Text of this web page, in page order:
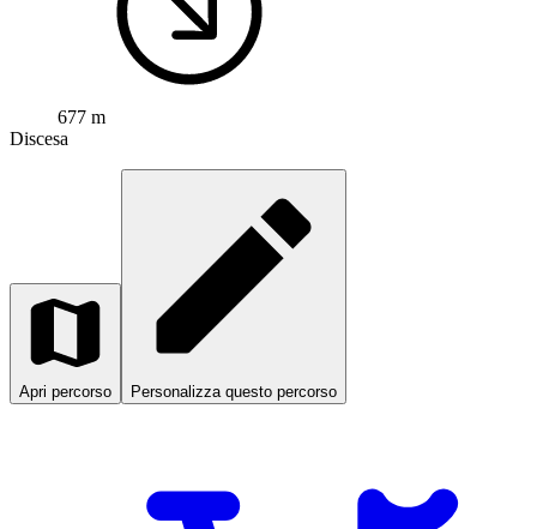
677 m
Discesa
Apri percorso Personalizza questo percorso